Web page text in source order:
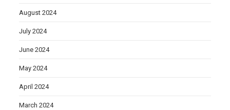
August 2024
July 2024
June 2024
May 2024
April 2024
March 2024